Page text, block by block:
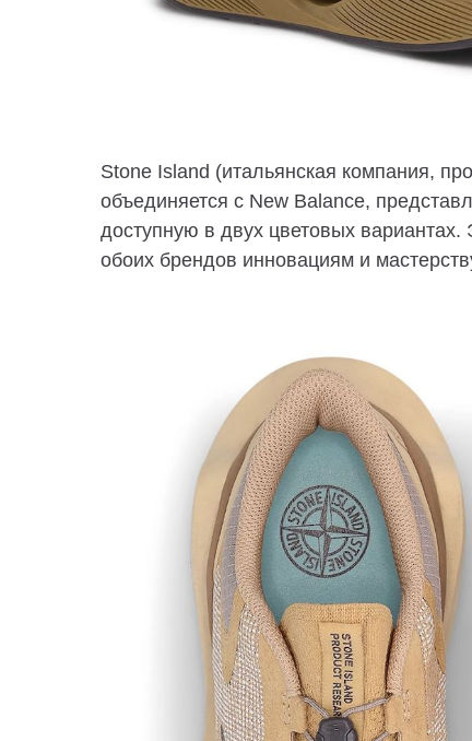
Stone Island (итальянская компания,
объединяется с New Balance,
доступную в двух цветовых вариантах.
обоих брендов инновациям и